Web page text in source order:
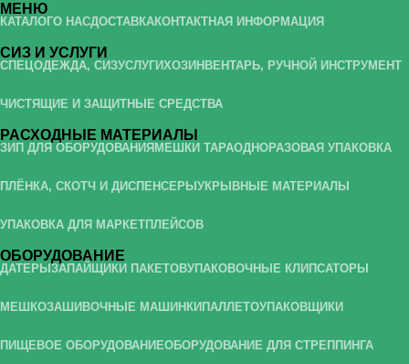
МЕНЮ
КАТАЛОГО НАСДОСТАВКАКОНТАКТНАЯ ИНФОРМАЦИЯ
СИЗ И УСЛУГИ
СПЕЦОДЕЖДА, СИЗУСЛУГИХОЗИНВЕНТАРЬ, РУЧНОЙ ИНСТРУМЕНТ
ЧИСТЯЩИЕ И ЗАЩИТНЫЕ СРЕДСТВА
РАСХОДНЫЕ МАТЕРИАЛЫ
ЗИП ДЛЯ ОБОРУДОВАНИЯ МЕШКИ ТАРАОДНОРАЗОВАЯ УПАКОВКА
ПЛЁНКА, СКОТЧ И ДИСПЕНСЕРЫ УКРЫВНЫЕ МАТЕРИАЛЫ
УПАКОВКА ДЛЯ МАРКЕТПЛЕЙСОВ
ОБОРУДОВАНИЕ
ДАТЕРЫ ЗАПАЙЩИКИ ПАКЕТОВУПАКОВОЧНЫЕ КЛИПСАТОРЫ
МЕШКОЗАШИВОЧНЫЕ МАШИНКИ ПАЛЛЕТОУПАКОВЩИКИ
ПИЩЕВОЕ ОБОРУДОВАНИЕОБОРУДОВАНИЕ ДЛЯ СТРЕППИНГА